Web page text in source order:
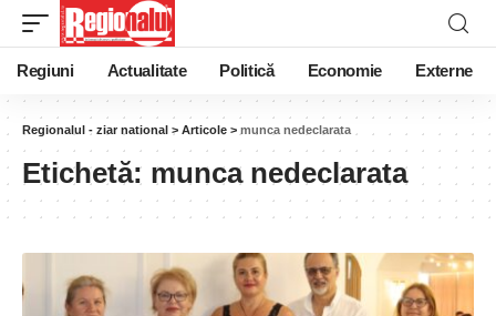
Regiuni Actualitate Politică Economie Externe
Regionalul - ziar national > Articole > munca nedeclarata
Etichetă: munca nedeclarata